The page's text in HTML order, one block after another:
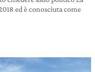
ed è conosciuta come